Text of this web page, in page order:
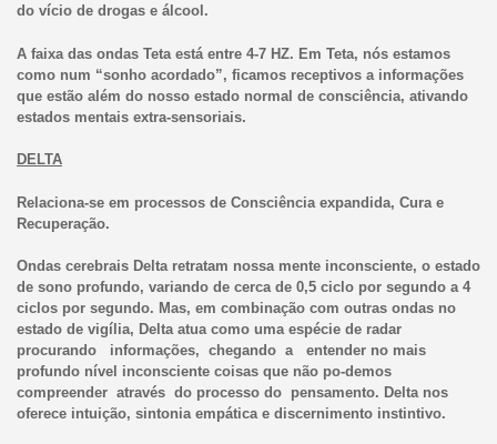
do vício de drogas e álcool.
A faixa das ondas Teta está entre 4-7 HZ. Em Teta, nós estamos
como num “sonho acordado”, ficamos receptivos a informações
que estão além do nosso estado normal de consciência, ativando
estados mentais extra-sensoriais.
DELTA
Relaciona-se em processos de Consciência expandida, Cura e
Recuperação.
Ondas cerebrais Delta retratam nossa mente inconsciente, o estado
de sono profundo, variando de cerca de 0,5 ciclo por segundo a 4
ciclos por segundo. Mas, em combinação com outras ondas no
estado de vigília, Delta atua como uma espécie de radar
procurando informações, chegando a entender no mais
profundo nível inconsciente coisas que não po-demos
compreender através do processo do pensamento. Delta nos
oferece intuição, sintonia empática e discernimento instintivo.